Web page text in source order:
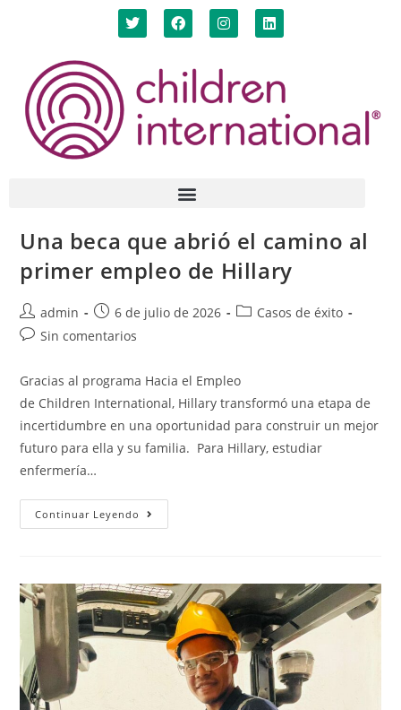
Una beca que abrió el camino al
primer empleo de Hillary
admin 6 de julio de 2026
Casos de éxito
Sin comentarios
Gracias al programa Hacia el Empleo
de Children International, Hillary transformó una etapa de
incertidumbre en una oportunidad para construir un mejor
futuro para ella y su familia. Para Hillary, estudiar
enfermería…
Continuar Leyendo